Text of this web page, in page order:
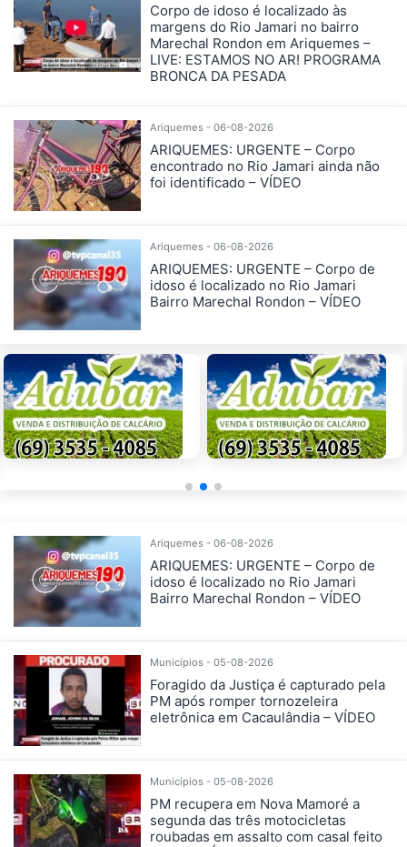
Corpo de idoso é localizado às
margens do Rio Jamari no bairro
Marechal Rondon em Ariquemes –
LIVE: ESTAMOS NO AR! PROGRAMA
BRONCA DA PESADA
Ariquemes - 06-08-2026
ARIQUEMES: URGENTE – Corpo
encontrado no Rio Jamari ainda não
foi identificado – VÍDEO
Ariquemes - 06-08-2026
ARIQUEMES: URGENTE – Corpo de
idoso é localizado no Rio Jamari
Bairro Marechal Rondon – VÍDEO
Ariquemes - 06-08-2026
ARIQUEMES: URGENTE – Corpo de
idoso é localizado no Rio Jamari
Bairro Marechal Rondon – VÍDEO
Municípios - 05-08-2026
Foragido da Justiça é capturado pela
PM após romper tornozeleira
eletrônica em Cacaulândia – VÍDEO
Municípios - 05-08-2026
PM recupera em Nova Mamoré a
segunda das três motocicletas
roubadas em assalto com casal feito